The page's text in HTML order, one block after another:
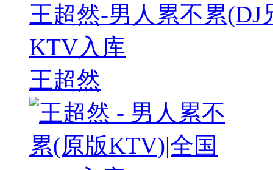
王超然-男人累不累
KTV入库
王超然